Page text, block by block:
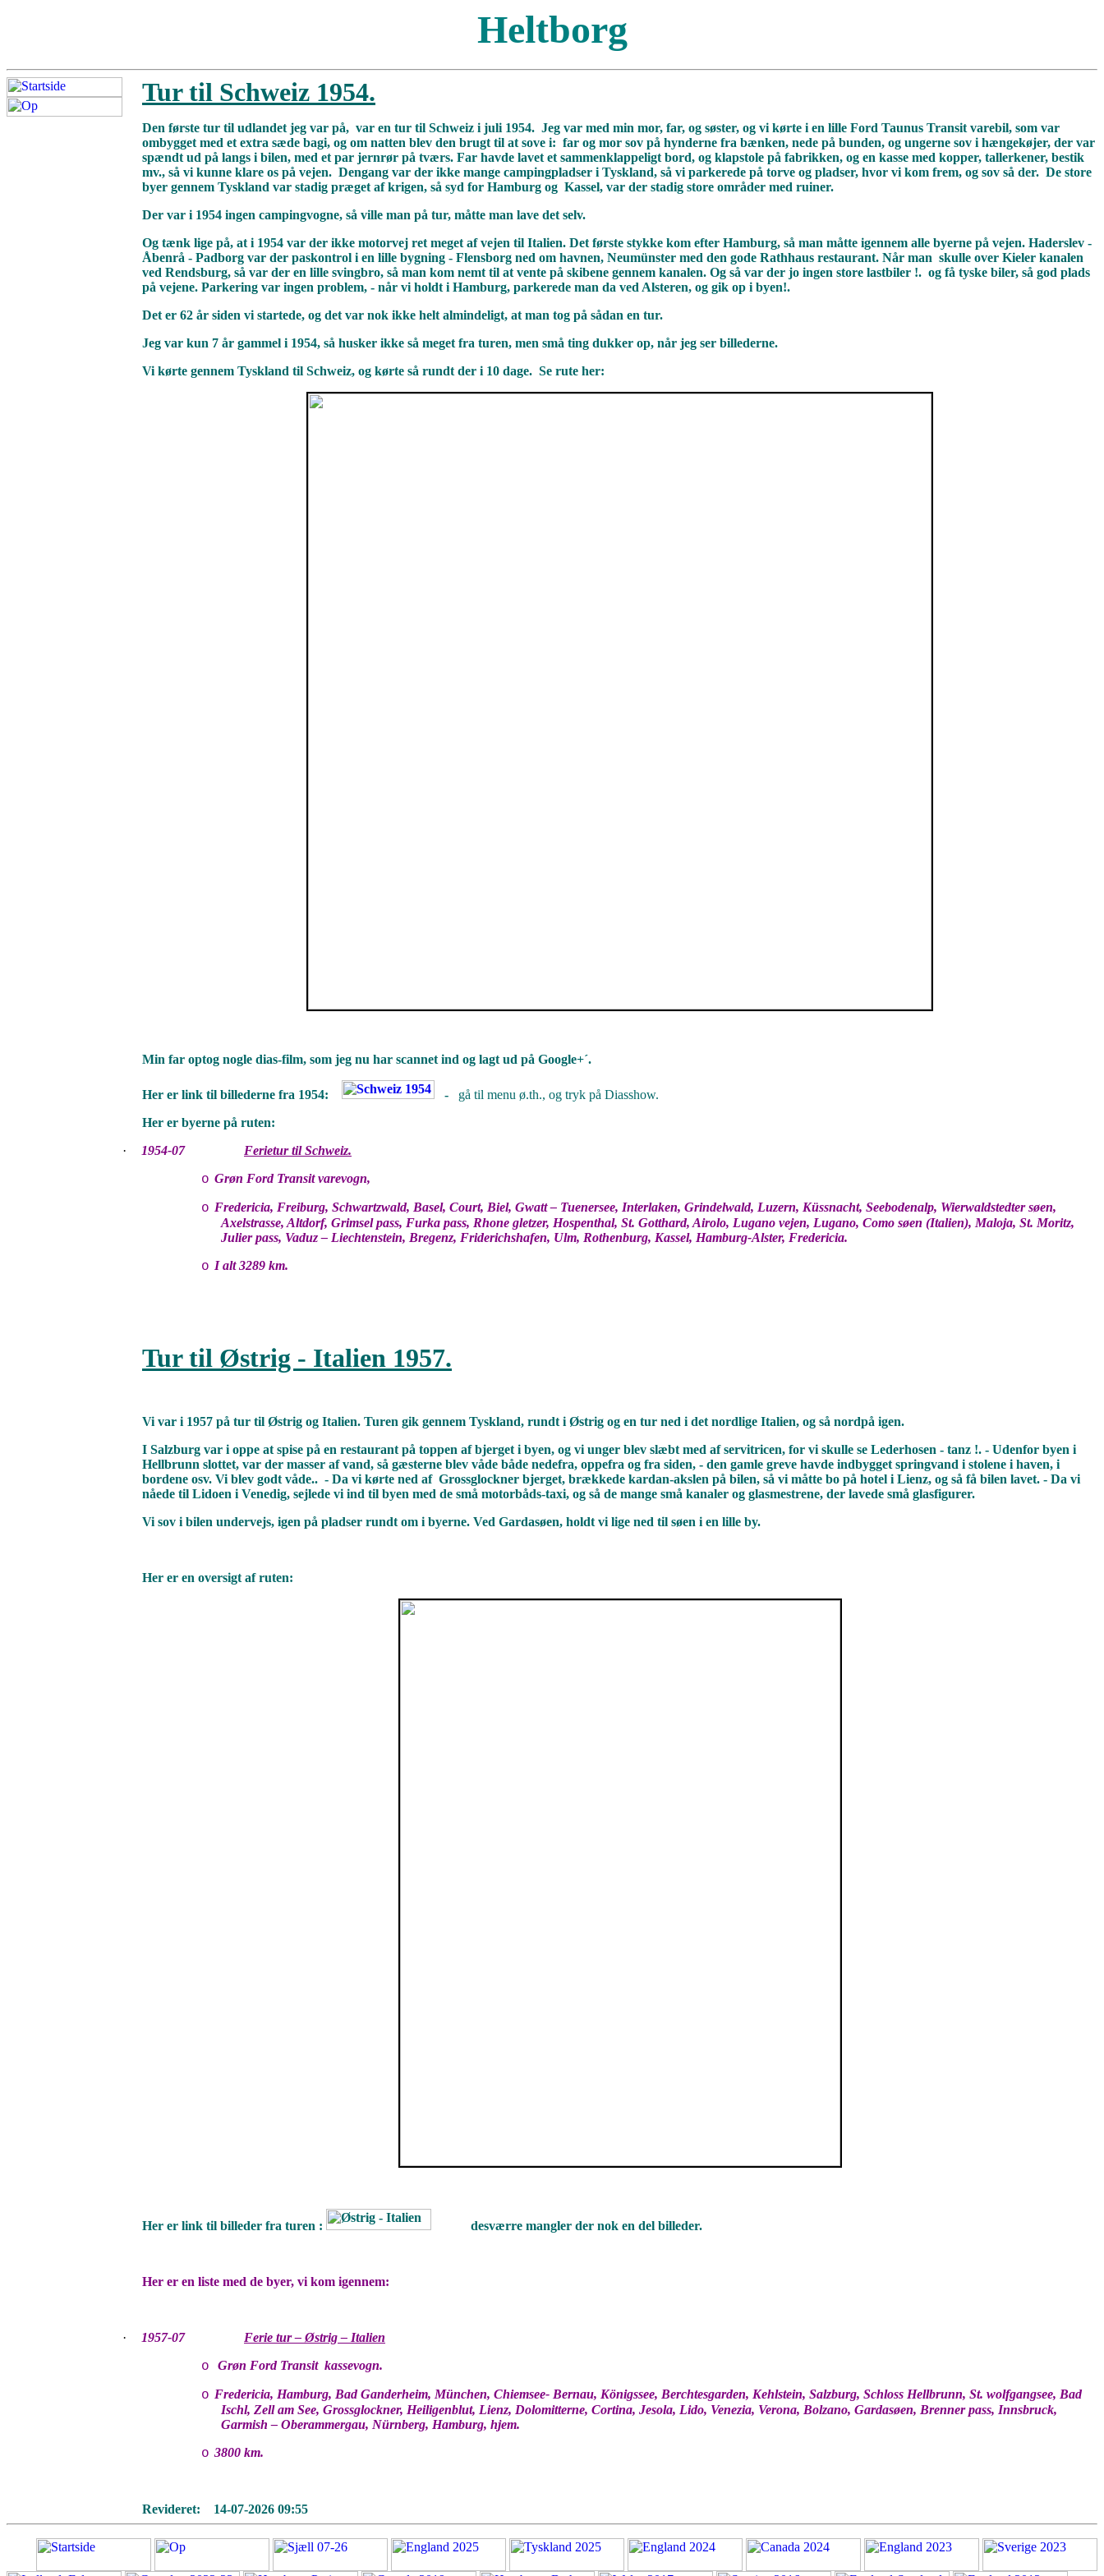
Heltborg
Tur til Schweiz 1954.
Den første tur til udlandet jeg var på, var en tur til Schweiz i juli 1954. Jeg var med min mor, far, og søster, og vi kørte i en lille Ford Taunus Transit varebil, som var
ombygget med et extra sæde bagi, og om natten blev den brugt til at sove i: far og mor sov på hynderne fra bænken, nede på bunden, og ungerne sov i hængekøjer, der var
spændt ud på langs i bilen, med et par jernrør på tværs. Far havde lavet et sammenklappeligt bord, og klapstole på fabrikken, og en kasse med kopper, tallerkener, bestik
mv., så vi kunne klare os på vejen. Dengang var der ikke mange campingpladser i Tyskland, så vi parkerede på torve og pladser, hvor vi kom frem, og sov så der. De store
byer gennem Tyskland var stadig præget af krigen, så syd for Hamburg og Kassel, var der stadig store områder med ruiner.
Der var i 1954 ingen campingvogne, så ville man på tur, måtte man lave det selv.
Og tænk lige på, at i 1954 var der ikke motorvej ret meget af vejen til Italien. Det første stykke kom efter Hamburg, så man måtte igennem alle byerne på vejen. Haderslev -
Åbenrå - Padborg var der paskontrol i en lille bygning - Flensborg ned om havnen, Neumünster med den gode Rathhaus restaurant. Når man skulle over Kieler kanalen
ved Rendsburg, så var der en lille svingbro, så man kom nemt til at vente på skibene gennem kanalen. Og så var der jo ingen store lastbiler !. og få tyske biler, så god plads
på vejene. Parkering var ingen problem, - når vi holdt i Hamburg, parkerede man da ved Alsteren, og gik op i byen!.
Det er 62 år siden vi startede, og det var nok ikke helt almindeligt, at man tog på sådan en tur.
Jeg var kun 7 år gammel i 1954, så husker ikke så meget fra turen, men små ting dukker op, når jeg ser billederne.
Vi kørte gennem Tyskland til Schweiz, og kørte så rundt der i 10 dage. Se rute her:
Min far optog nogle dias-film, som jeg nu har scannet ind og lagt ud på Google+´.
Her er link til billederne fra 1954: -
gå til menu ø.th., og tryk på Diasshow.
Her er byerne på ruten:
·
1954-07 Ferietur til Schweiz.
o Grøn Ford Transit varevogn,
o Fredericia, Freiburg, Schwartzwald, Basel, Court, Biel, Gwatt – Tuenersee, Interlaken, Grindelwald, Luzern, Küssnacht, Seebodenalp, Wierwaldstedter søen,
Axelstrasse, Altdorf, Grimsel pass, Furka pass, Rhone gletzer, Hospenthal, St. Gotthard, Airolo, Lugano vejen, Lugano, Como søen (Italien), Maloja, St. Moritz,
Julier pass, Vaduz – Liechtenstein, Bregenz, Friderichshafen, Ulm, Rothenburg, Kassel, Hamburg-Alster, Fredericia.
o I alt 3289 km.
Tur til Østrig - Italien 1957.
Vi var i 1957 på tur til Østrig og Italien. Turen gik gennem Tyskland, rundt i Østrig og en tur ned i det nordlige Italien, og så nordpå igen.
I Salzburg var i oppe at spise på en restaurant på toppen af bjerget i byen, og vi unger blev slæbt med af servitricen, for vi skulle se Lederhosen - tanz !. - Udenfor byen i
Hellbrunn slottet, var der masser af vand, så gæsterne blev våde både nedefra, oppefra og fra siden, - den gamle greve havde indbygget springvand i stolene i haven, i
bordene osv. Vi blev godt våde.. - Da vi kørte ned af Grossglockner bjerget, brækkede kardan-akslen på bilen, så vi måtte bo på hotel i Lienz, og så få bilen lavet. - Da vi
nåede til Lidoen i Venedig, sejlede vi ind til byen med de små motorbåds-taxi, og så de mange små kanaler og glasmestrene, der lavede små glasfigurer.
Vi sov i bilen undervejs, igen på pladser rundt om i byerne. Ved Gardasøen, holdt vi lige ned til søen i en lille by.
Her er en oversigt af ruten:
Her er link til billeder fra turen : desværre mangler der nok en del billeder.
Her er en liste med de byer, vi kom igennem:
· 1957-07 Ferie tur – Østrig – Italien
o Grøn Ford Transit kassevogn.
o Fredericia, Hamburg, Bad Ganderheim, München, Chiemsee- Bernau, Königssee, Berchtesgarden, Kehlstein, Salzburg, Schloss Hellbrunn, St. wolfgangsee, Bad
Ischl, Zell am See, Grossglockner, Heiligenblut, Lienz, Dolomitterne, Cortina, Jesola, Lido, Venezia, Verona, Bolzano, Gardasøen, Brenner pass, Innsbruck,
Garmish – Oberammergau, Nürnberg, Hamburg, hjem.
o 3800 km.
Revideret: 14-07-2026 09:55